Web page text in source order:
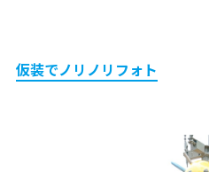
仮装でノリノリフォト